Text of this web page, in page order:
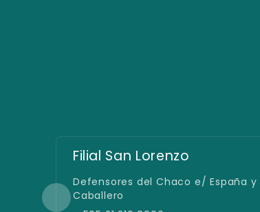
Sede 25 de Mayo
25 de Mayo 658 y Antequera
+ 595 986 679 147